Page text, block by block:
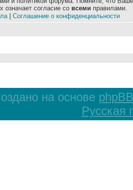
означает согласие со всеми правилами.
| Соглашение о конфиденциальности
на основе phpBB
Русская